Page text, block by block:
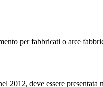
per fabbricati o aree
2012, deve essere presentata